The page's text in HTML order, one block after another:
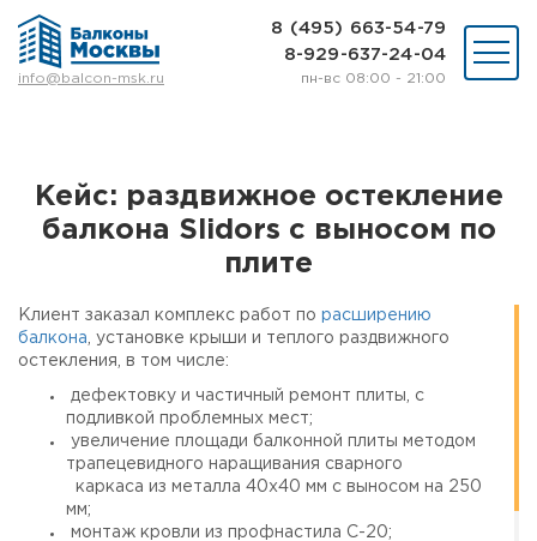
info@balcon-msk.ru
8 (495) 663-54-79
8-929-637-24-04
пн-вс 08:00 - 21:00
Отделка
Виды остекления
Примеры работ
О нас
Статьи и байки
8 (495) 663-54-79
8-929-637-24-04
ВЫЗВАТЬ ЗАМЕРЩИКА
Кейс: раздвижное остекление
балкона Slidors с выносом по
плите
Клиент заказал комплекс работ по расширению
балкона , установке крыши и теплого раздвижного
остекления, в том числе:
дефектовку и частичный ремонт плиты, с
подливкой проблемных мест;
увеличение площади балконной плиты методом
трапецевидного наращивания сварного
каркаса из металла 40х40 мм с выносом на 250
мм;
монтаж кровли из профнастила С-20;